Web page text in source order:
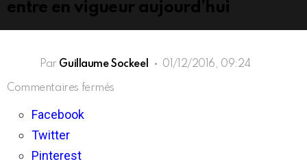
entre en vigueur aujourd’hui
Par Guillaume Sockeel 01/12/2016, 09:24
Commentaires fermés
Facebook
Twitter
Pinterest